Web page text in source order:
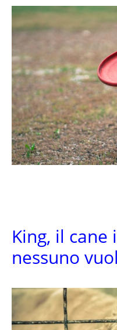
King, il cane
nessuno